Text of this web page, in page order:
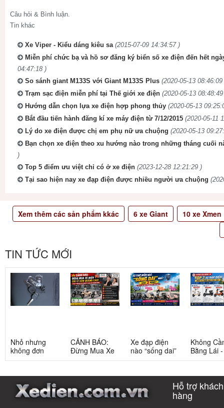
Câu hỏi & Bình luận.
Tin khác
Xe Viper - Kiểu dáng kiêu sa (2015-07-09 14:34:57 )
Miễn phí chức bạ và hồ sơ đăng ký biển số xe điện đến hết
04:47:18 )
So sánh giant M133S với Giant M133S Plus (2020-05-13 08:46:09
Trạm sạc điện miễn phí tại Thế giới xe điện (2020-05-13
Hướng dẫn chọn lựa xe điện hợp phong thủy (2020-05-13
Bắt đầu tiến hành đăng kí xe máy điện từ 7/12/2015 (2020-05-11
Lý do xe điện được chị em phụ nữ ưa chuộng (2020-05-13
Bạn chọn xe điện theo xu hướng nào trong những tháng cuối
)
Top 5 điểm ưu việt chỉ có ở xe điện (2023-12-28 12:21:29 )
Tại sao hiện nay xe đạp điện được nhiều người ưa chuộng
Xem thêm các sản phẩm kkác 6xe Giant 10xe Xmen
TIN TỨC MỚI
Nhỏ nhưng
không đơn
giản: Sự thật
học sinh cấp 2
CẢNH BÁO:
Đừng Mua Xe
Điện Chỉ Vì
Cáo! 5 Bẫy
Quyết Chọn Xe
Chuẩn Chỉnh
Xe đạp điện
nào “sống dai”
nhất sau 5
có câu trả lời
Không
Bằng Lái
3 Xe Đạp
Cho Học
Hỗ trợ khách
hàng